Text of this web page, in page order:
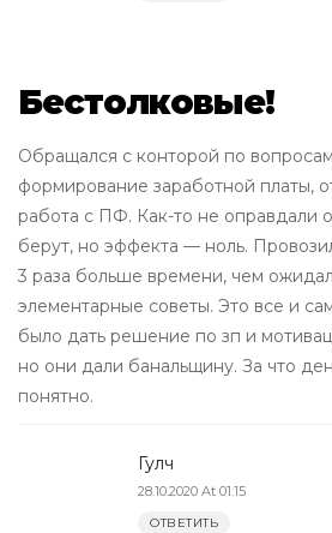
Бестолковые!
Обращался с конторой по
формирование заработной платы,
работа с ПФ. Как-то не оправдали
берут, но эффекта — ноль.
3 раза больше времени, чем
элементарные советы. Это все и
было дать решение по зп и
но они дали банальщину. За что
понятно.
Гулч
28.10.2020 At 01:15
ОТВЕТИТЬ